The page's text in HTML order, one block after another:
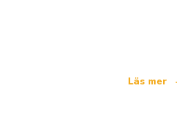
Läs mer